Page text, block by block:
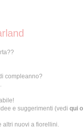
compleanno?
e suggerimenti (vedi qui o
altri nuovi a fiorellini.